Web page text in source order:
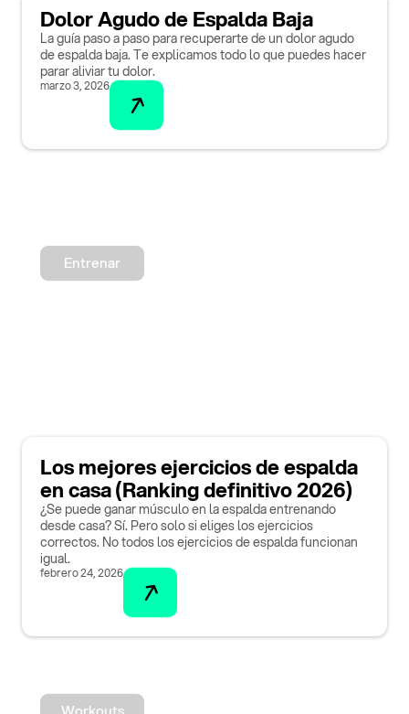
Dolor Agudo de Espalda Baja
La guía paso a paso para recuperarte de un dolor agudo
de espalda baja. Te explicamos todo lo que puedes hacer
parar aliviar tu dolor.
marzo 3, 2026
Entrenar
Los mejores ejercicios de espalda
en casa (Ranking definitivo 2026)
¿Se puede ganar músculo en la espalda entrenando
desde casa? Sí. Pero solo si eliges los ejercicios
correctos. No todos los ejercicios de espalda funcionan
igual.
febrero 24, 2026
Workouts